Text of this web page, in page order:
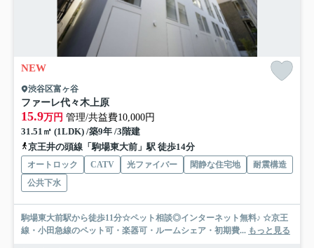
NEW
渋谷区富ヶ谷
ファーレ代々木上原
15.9万円 管理/共益費10,000円
31.51㎡ (1LDK) /築9年 /3階建
京王井の頭線「駒場東大前」駅 徒歩14分
オートロック CATV 光ファイバー 閑静な住宅地
耐震構造
公共下水
駒場東大前駅から徒歩11分☆ペット相談◎インターネット無料♪ ☆京王
線・小田急線のペット可・楽器可・ルームシェア・初期費... もっと見る